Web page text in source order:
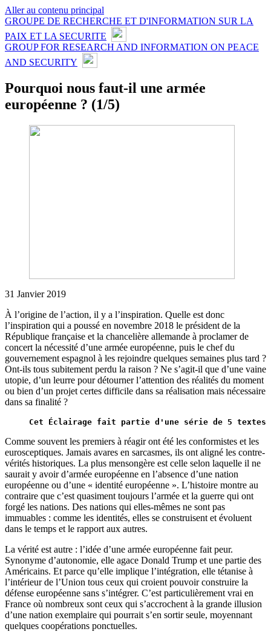
Aller au contenu principal
GROUPE DE RECHERCHE ET D'INFORMATION SUR LA
PAIX ET LA SECURITE
GROUP FOR RESEARCH AND INFORMATION ON PEACE
AND SECURITY
Pourquoi nous faut-il une armée
européenne ? (1/5)
31 Janvier 2019
À l’origine de l’action, il y a l’inspiration. Quelle est donc
l’inspiration qui a poussé en novembre 2018 le président de la
République française et la chancelière allemande à proclamer de
concert la nécessité d’une armée européenne, puis le chef du
gouvernement espagnol à les rejoindre quelques semaines plus tard ?
Ont-ils tous subitement perdu la raison ? Ne s’agit-il que d’une vaine
utopie, d’un leurre pour détourner l’attention des réalités du moment
ou bien d’un projet certes difficile dans sa réalisation mais nécessaire
dans sa finalité ?
Cet Éclairage fait partie d'une série de 5 textes
Comme souvent les premiers à réagir ont été les conformistes et les
eurosceptiques. Jamais avares en sarcasmes, ils ont aligné les contre-
vérités historiques. La plus mensongère est celle selon laquelle il ne
saurait y avoir d’armée européenne en l’absence d’une nation
européenne ou d’une « identité européenne ». L’histoire montre au
contraire que c’est quasiment toujours l’armée et la guerre qui ont
forgé les nations. Des nations qui elles-mêmes ne sont pas
immuables : comme les identités, elles se construisent et évoluent
dans le temps et le rapport aux autres.
La vérité est autre : l’idée d’une armée européenne fait peur.
Synonyme d’autonomie, elle agace Donald Trump et une partie des
Américains. Et parce qu’elle implique l’intégration, elle tétanise à
l’intérieur de l’Union tous ceux qui croient pouvoir construire la
défense européenne sans s’intégrer. C’est particulièrement vrai en
France où nombreux sont ceux qui s’accrochent à la grande illusion
d’une nation exemplaire qui pourrait s’en sortir seule, moyennant
quelques coopérations ponctuelles.